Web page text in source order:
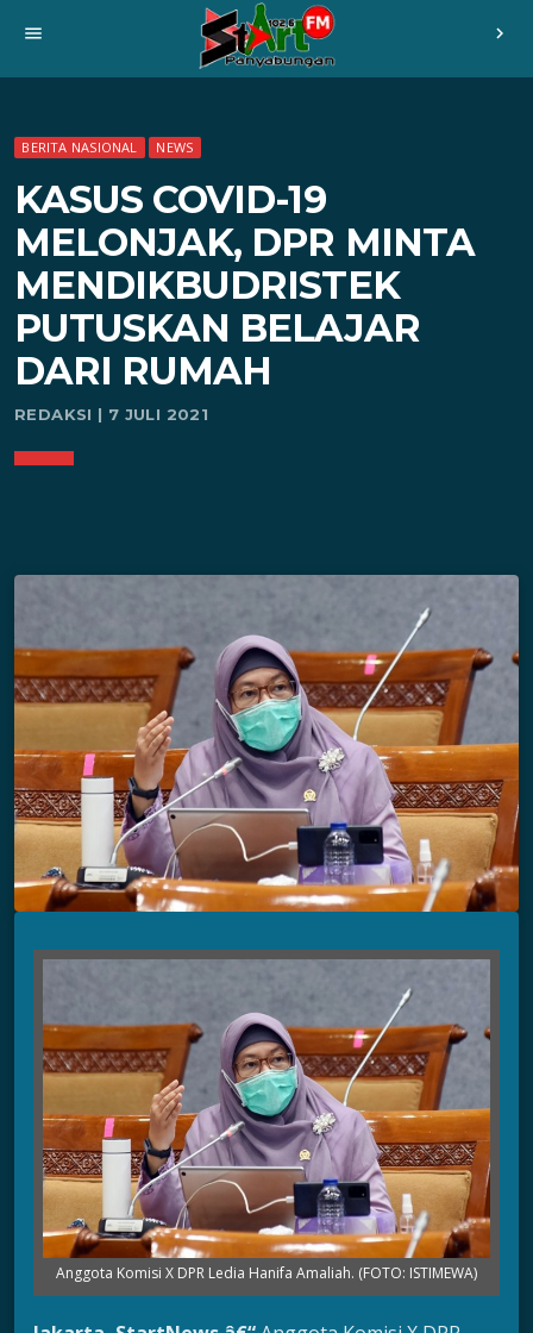
menu chevron_right
BERITA NASIONAL NEWS
KASUS COVID-19
MELONJAK, DPR MINTA
MENDIKBUDRISTEK
PUTUSKAN BELAJAR
DARI RUMAH
REDAKSI | 7 JULI 2021
Anggota Komisi X DPR Ledia Hanifa Amaliah. (FOTO: ISTIMEWA)